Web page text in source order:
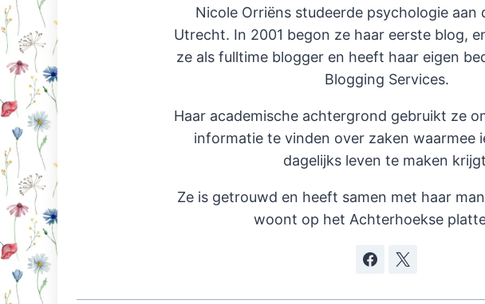
Nicole Orriëns studeerde psychologie aan
Utrecht. In 2001 begon ze haar eerste blog,
ze als fulltime blogger en heeft haar eigen
Blogging Services.
Haar academische achtergrond gebruikt ze
informatie te vinden over zaken waarmee
dagelijks leven te maken
Ze is getrouwd en heeft samen met haar
woont op het Achterhoekse